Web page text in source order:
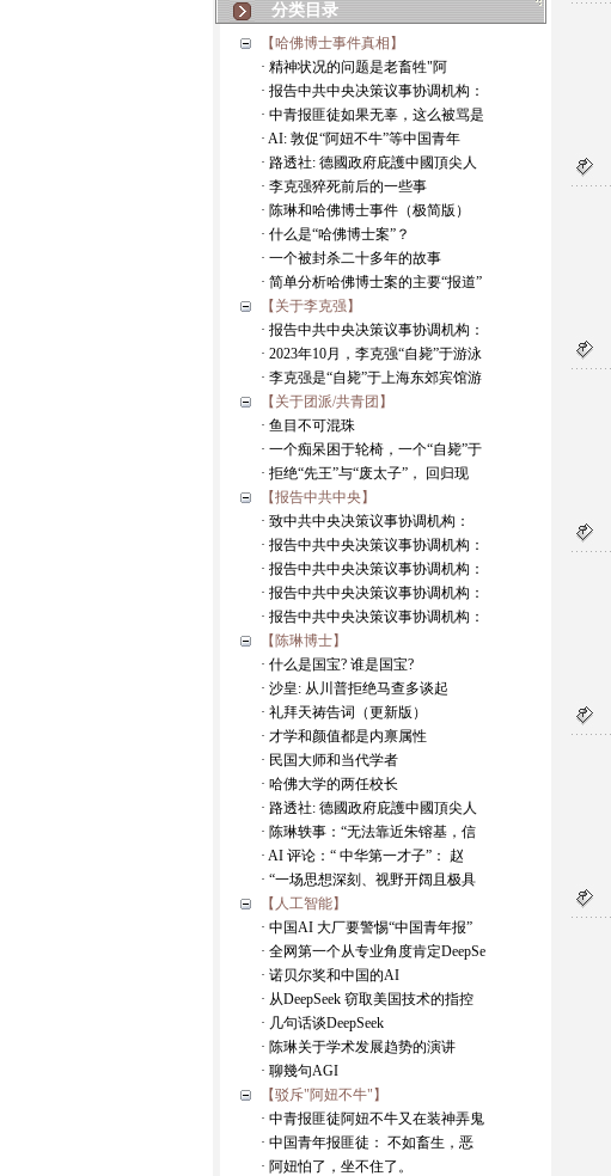
分类目录
【哈佛博士事件真相】
· 精神状况的问题是老畜牲"阿
· 报告中共中央决策议事协调机构：
· 中青报匪徒如果无辜，这么被骂是
· AI: 敦促“阿妞不牛”等中国青年
· 路透社: 德國政府庇護中國頂尖人
· 李克强猝死前后的一些事
· 陈琳和哈佛博士事件（极简版）
· 什么是“哈佛博士案”？
· 一个被封杀二十多年的故事
· 简单分析哈佛博士案的主要“报道”
【关于李克强】
· 报告中共中央决策议事协调机构：
· 2023年10月，李克强“自毙”于游泳
· 李克强是“自毙”于上海东郊宾馆游
【关于团派/共青团】
· 鱼目不可混珠
· 一个痴呆困于轮椅，一个“自毙”于
· 拒绝“先王”与“废太子”， 回归现
【报告中共中央】
· 致中共中央决策议事协调机构：
· 报告中共中央决策议事协调机构：
· 报告中共中央决策议事协调机构：
· 报告中共中央决策议事协调机构：
· 报告中共中央决策议事协调机构：
【陈琳博士】
· 什么是国宝? 谁是国宝?
· 沙皇: 从川普拒绝马查多谈起
· 礼拜天祷告词（更新版）
· 才学和颜值都是内禀属性
· 民国大师和当代学者
· 哈佛大学的两任校长
· 路透社: 德國政府庇護中國頂尖人
· 陈琳轶事：“无法靠近朱镕基，信
· AI 评论：“ 中华第一才子”： 赵
· “一场思想深刻、视野开阔且极具
【人工智能】
· 中国AI 大厂要警惕“中国青年报”
· 全网第一个从专业角度肯定DeepSe
· 诺贝尔奖和中国的AI
· 从DeepSeek 窃取美国技术的指控
· 几句话谈DeepSeek
· 陈琳关于学术发展趋势的演讲
· 聊幾句AGI
【驳斥"阿妞不牛"】
· 中青报匪徒阿妞不牛又在装神弄鬼
· 中国青年报匪徒： 不如畜生，恶
· 阿妞怕了，坐不住了。